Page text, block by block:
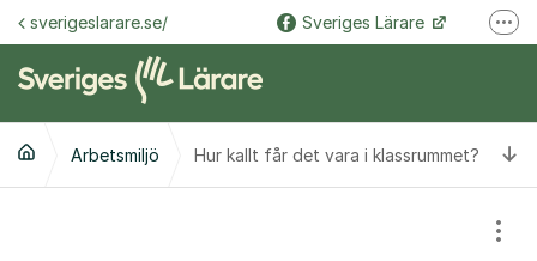
Hoppa till innehåll
sverigeslarare.se/ Sveriges Lärare
Arbetsmiljö Hur kallt får det vara i klassrummet?